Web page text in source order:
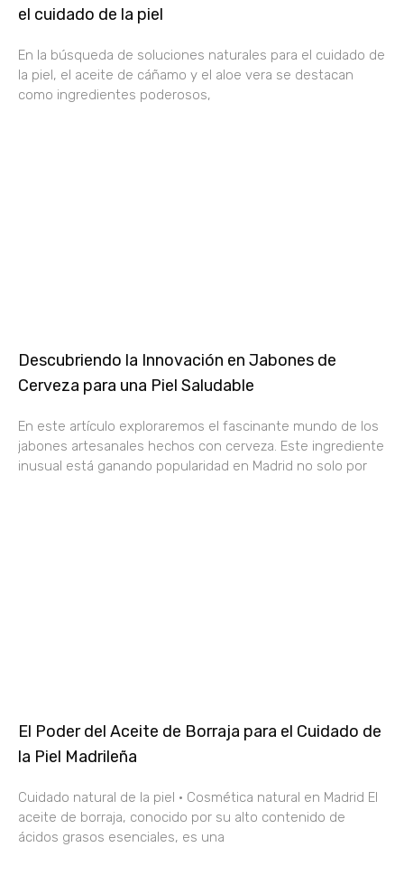
el cuidado de la piel
En la búsqueda de soluciones naturales para el cuidado de
la piel, el aceite de cáñamo y el aloe vera se destacan
como ingredientes poderosos,
Descubriendo la Innovación en Jabones de
Cerveza para una Piel Saludable
En este artículo exploraremos el fascinante mundo de los
jabones artesanales hechos con cerveza. Este ingrediente
inusual está ganando popularidad en Madrid no solo por
El Poder del Aceite de Borraja para el Cuidado de
la Piel Madrileña
Cuidado natural de la piel · Cosmética natural en Madrid El
aceite de borraja, conocido por su alto contenido de
ácidos grasos esenciales, es una